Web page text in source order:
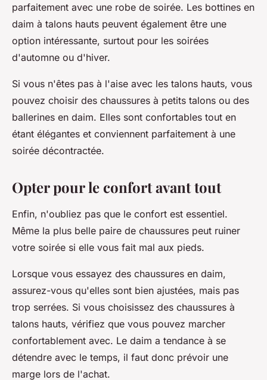
parfaitement avec une robe de soirée. Les bottines en
daim à talons hauts peuvent également être une
option intéressante, surtout pour les soirées
d'automne ou d'hiver.
Si vous n'êtes pas à l'aise avec les talons hauts, vous
pouvez choisir des chaussures à petits talons ou des
ballerines en daim. Elles sont confortables tout en
étant élégantes et conviennent parfaitement à une
soirée décontractée.
Opter pour le confort avant tout
Enfin, n'oubliez pas que le confort est essentiel.
Même la plus belle paire de chaussures peut ruiner
votre soirée si elle vous fait mal aux pieds.
Lorsque vous essayez des chaussures en daim,
assurez-vous qu'elles sont bien ajustées, mais pas
trop serrées. Si vous choisissez des chaussures à
talons hauts, vérifiez que vous pouvez marcher
confortablement avec. Le daim a tendance à se
détendre avec le temps, il faut donc prévoir une
marge lors de l'achat.